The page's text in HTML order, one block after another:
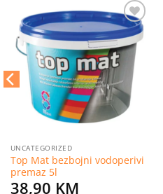
Dodaj
na
listu
želja
UNCATEGORIZED
Top Mat bezbojni vodoperivi
premaz 5l
38,90 KM